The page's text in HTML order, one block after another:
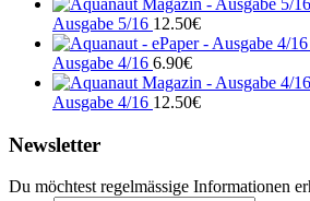
Ausgabe 5/16 12.50€
Ausgabe 4/16 6.90€
Ausgabe 4/16 12.50€
Newsletter
Du möchtest regelmässige Informationen